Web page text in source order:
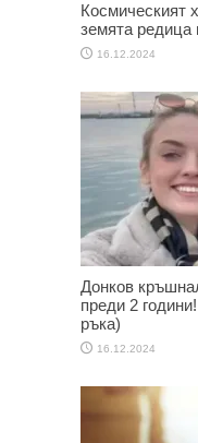
Космическият
земята редица
16.12.2024
Донков
преди 2
ръка)
16.12.2024